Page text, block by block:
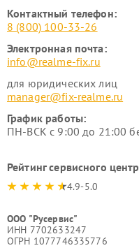
Контактный телефон:
8 (800) 100-33-26
Электронная почта:
info@realme-fix.ru
для юридических лиц
manager@fix-realme.ru
График работы:
ПН-ВСК с 9:00 до 21:00
Рейтинг сервисного
4.9-5.0
ООО "Русервис"
ИНН 7702633247
ОГРН 1077746335776